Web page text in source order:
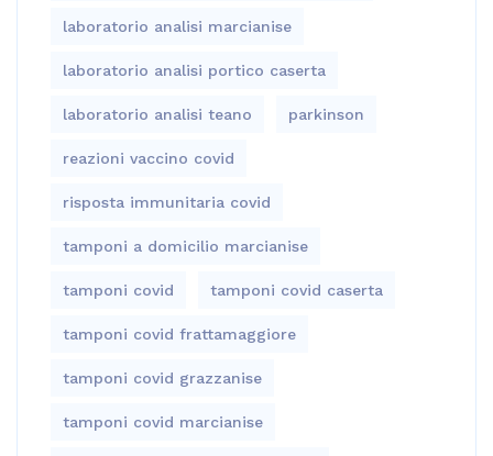
laboratorio analisi marcianise
laboratorio analisi portico caserta
laboratorio analisi teano parkinson
reazioni vaccino covid
risposta immunitaria covid
tamponi a domicilio marcianise
tamponi covid tamponi covid caserta
tamponi covid frattamaggiore
tamponi covid grazzanise
tamponi covid marcianise